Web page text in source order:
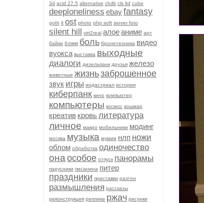
3d acid 27.5 alternative chdk cls ltd cube
deeploneliness ebayfantasy
goth it ost photo php soft server foto
silent hill virt2real алоеаниме арт
байки бляяя боль бронетехника видео
вуокса выставка выходные
диалоги дизельпанк друзья железо
животные жизньзаброшенное
звук игры индастриал история
киберпанк кино компьютер
компьютеры космос кошмар
креатив кровьлитература
личное макро мобильники модинг
москва музыка мумии нлп ножи
облом обработка одиночество
она особое отпуск панорамы
парусники писанина питер
праздники приставки разгон
размышления рассказы
реконструкция реплика ржач рисунки